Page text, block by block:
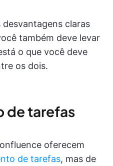
claras
também deve levar
o que você deve
os dois.
de tarefas
oferecem
de tarefas, mas de